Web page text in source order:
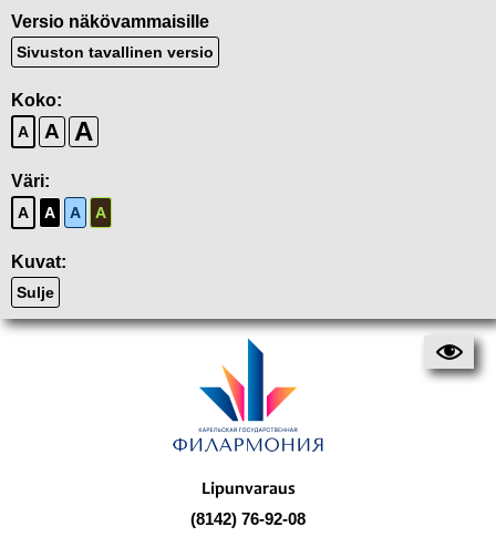
Versio näkövammaisille
Sivuston tavallinen versio
Koko:
A A A
Väri:
A A A A
Kuvat:
Sulje
Lipunvaraus
(8142) 76-92-08